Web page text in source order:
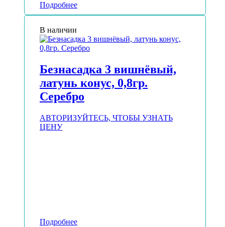
Подробнее
В наличии
Безнасадка 3 вишнёвый,
латунь конус, 0,8гр.
Серебро
АВТОРИЗУЙТЕСЬ, ЧТОБЫ УЗНАТЬ
ЦЕНУ
Подробнее